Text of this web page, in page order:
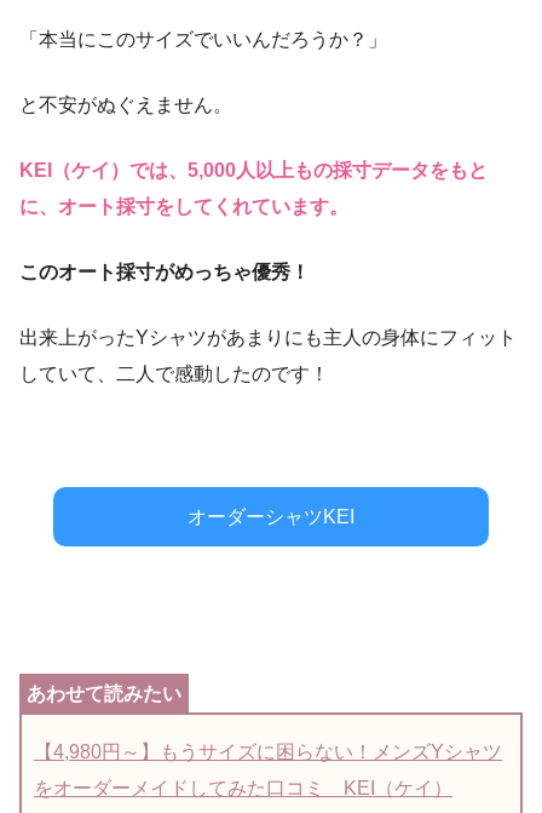
「本当にこのサイズでいいんだろうか？」
と不安がぬぐえません。
KEI（ケイ）では、5,000人以上もの採寸データをもと
に、オート採寸をしてくれています。
このオート採寸がめっちゃ優秀！
出来上がったYシャツがあまりにも主人の身体にフィット
していて、二人で感動したのです！
オーダーシャツKEI
【4,980円～】もうサイズに困らない！メンズYシャツ
をオーダーメイドしてみた口コミ KEI（ケイ）